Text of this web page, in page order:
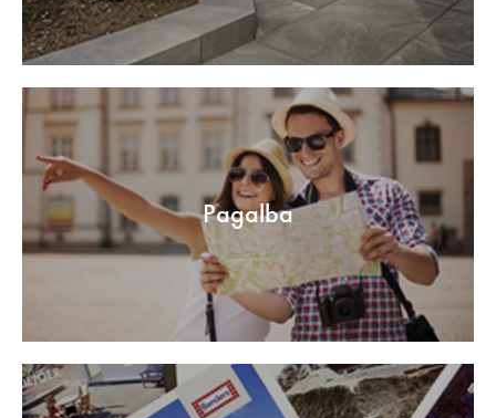
Pagalba